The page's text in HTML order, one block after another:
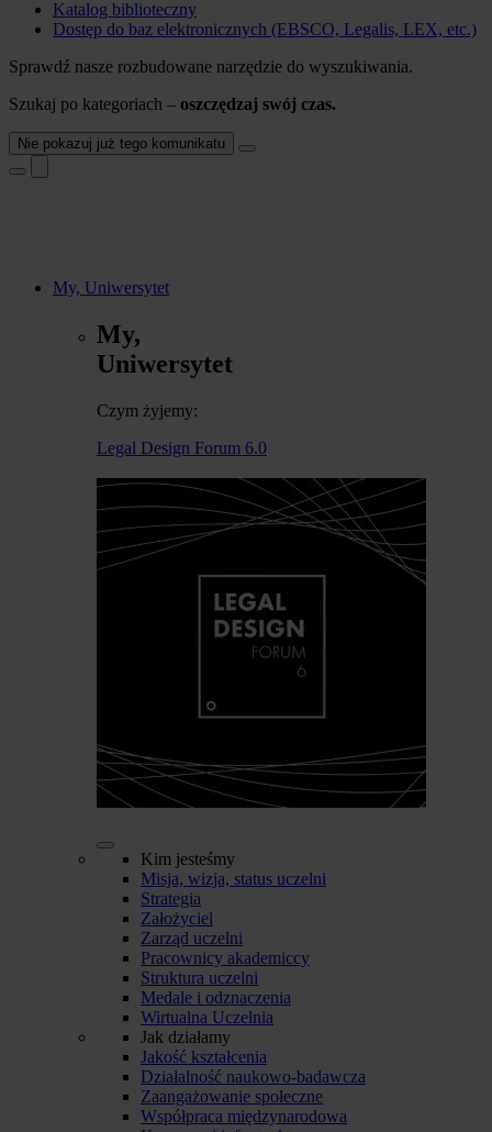
Katalog biblioteczny
Dostęp do baz elektronicznych (EBSCO, Legalis, LEX, etc.)
Sprawdź nasze rozbudowane narzędzie do wyszukiwania.
Szukaj po kategoriach – oszczędzaj swój czas.
Nie pokazuj już tego komunikatu
My, Uniwersytet
My,
Uniwersytet
Czym żyjemy:
Legal Design Forum 6.0
Kim jesteśmy
Misja, wizja, status uczelni
Strategia
Założyciel
Zarząd uczelni
Pracownicy akademiccy
Struktura uczelni
Medale i odznaczenia
Wirtualna Uczelnia
Jak działamy
Jakość kształcenia
Działalność naukowo-badawcza
Zaangażowanie społeczne
Współpraca międzynarodowa